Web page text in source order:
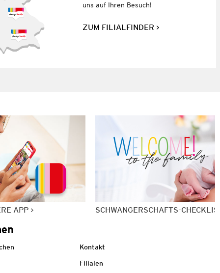
uns auf Ihren Besuch!
ZUM FILIALFINDER
APP SCHWANGERSCHAFTS-
Kontakt
Filialen